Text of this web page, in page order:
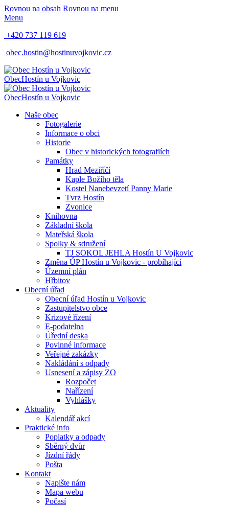
Rovnou na obsah Rovnou na menu
Menu
+420 737 119 619
obec.hostin@hostinuvojkovic.cz
ObecHostín u Vojkovic
ObecHostín u Vojkovic
Naše obec
Fotogalerie
Informace o obci
Historie
Obec v historických fotografiích
Památky
Hrad Meziříčí
Kaple Božího těla
Kostel Nanebevzetí Panny Marie
Tvrz Hostín
Zvonice
Knihovna
Základní škola
Mateřská škola
Spolky & sdružení
TJ SOKOL JEHLA Hostín U Vojkovic
Změna ÚP Hostín u Vojkovic - probíhající
Územní plán
Hřbitov
Obecní úřad
Obecní úřad Hostín u Vojkovic
Zastupitelstvo obce
Krizové řízení
E-podatelna
Úřední deska
Povinné informace
Veřejné zakázky
Nakládání s odpady
Usnesení a zápisy ZO
Rozpočet
Nařízení
Vyhlášky
Aktuality
Kalendář akcí
Praktické info
Poplatky a odpady
Sběrný dvůr
Jízdní řády
Pošta
Kontakt
Napište nám
Mapa webu
Počasí